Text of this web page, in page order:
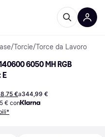
/Torcie/Torce da Lavoro
6050 MH RGB
E
€a344,99 €
€ con